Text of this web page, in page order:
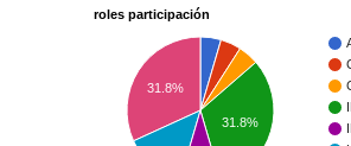
roles participación
31.8%
31.8%